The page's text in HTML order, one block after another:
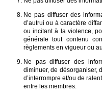
Ne pas diffuser des
d’autrui ou à caractère
ou incitant à la violence,
générale tout contenu
règlements en vigueur ou
Ne pas diffuser des
diminuer, de désorganiser,
d’interrompre et/ou de
entre les membres.